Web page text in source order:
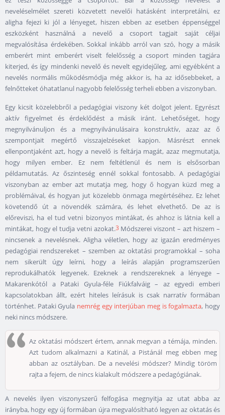
neveléselmélet szereti közvetett nevelői hatásként interpretálni, ez
aligha fejezi ki jól a lényeget, hiszen ebben az esetben éppenséggel
eszközként használná a nevelő a csoport tagjait saját céljai
megvalósítása érdekében. Sokkal inkább arról van szó, hogy a másik
emberért mint emberért viselt felelősség a csoport minden tagjára
kiterjed, és így mindenki nevelő és nevelt egyidejűleg, ami egyébként a
nevelés normális működésmódja még akkor is, ha az idősebbeket, a
felnőtteket óhatatlanul nagyobb felelősség terheli ebben a viszonyban.
Egy kicsit közelebbről a pedagógiai viszony két dolgot jelent. Egyrészt
aktív figyelmet és érdeklődést a másik iránt. Lehetőséget, hogy
megnyilvánuljon és a megnyilvánulásaira konstruktív, azaz az ő
szempontjait megértő visszajelzéseket kapjon. Másrészt ennek
ellenpontjaként azt, hogy a nevelő is feltárja magát, azaz megmutatja,
hogy milyen ember. Ez nem feltétlenül és nem is elsősorban
példamutatás. Az őszinteség ennél sokkal fontosabb. A pedagógiai
viszonyban az ember azt mutatja meg, hogy ő hogyan küzd meg a
problémáival, és hogyan jut közelebb önmaga megértéséhez. Ez lehet
követendő út a növendék számára, és lehet elvethető. De az is
előreviszi, ha el tud vetni bizonyos mintákat, és ahhoz is látnia kell a
mintákat, hogy el tudja vetni azokat.3 Módszerei viszont – azt hiszem –
nincsenek a nevelésnek. Aligha véletlen, hogy az igazán eredményes
pedagógiai rendszereket – szemben az oktatási programokkal – soha
nem sikerült úgy leírni, hogy a leírás alapján programszerűen
reprodukálhatók legyenek. Ezeknek a rendszereknek a lényege –
Makarenkótól a Pataki Gyula-féle Fiúkfalváig – az egyedi emberi
kapcsolatokban állt, ezért hiteles leírásuk is csak narratív formában
történhet. Pataki Gyula nemrég egy interjúban meg is fogalmazta, hogy
neki nincs módszere.
Az oktatási módszert értem, annak megvan a témája, minden.
Azt tudom alkalmazni a Katinál, a Pistánál meg ebben meg
abban az osztályban. De a nevelési módszer? Mindig töröm
rajta a fejem, de nincs kialakult módszere a pedagógiának.
A nevelés ilyen viszonyszerű felfogása megnyitja az utat abba az
irányba, hogy egy új formában újra megvalósítható legyen az oktatás és